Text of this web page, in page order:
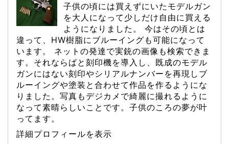
子供の頃には買えずにいたモデルガン
を大人になって少しだけ自由に買える
ようになりました。 今はその頃とは
違って、HW樹脂にブルーイングも可能になって
います。 ネットの発達で実銃の画像も検索できま
す。それならばと刻印機を導入し、既成のモデル
ガンにはない刻印やシリアルナンバーを再現しブ
ルーイングや塗装と合わせて作品を作るようにな
りました。写真もデジカメで綺麗に撮れるように
なって素晴らしいことです。子供のころの夢が叶
ってます。
詳細プロフィールを表示